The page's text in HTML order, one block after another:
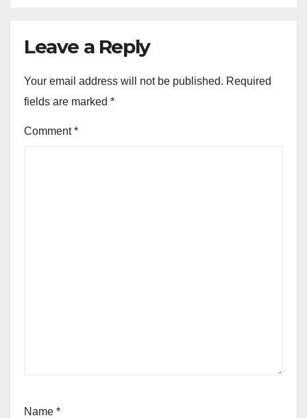
Leave a Reply
Your email address will not be published. Required
fields are marked *
Comment*
Name *